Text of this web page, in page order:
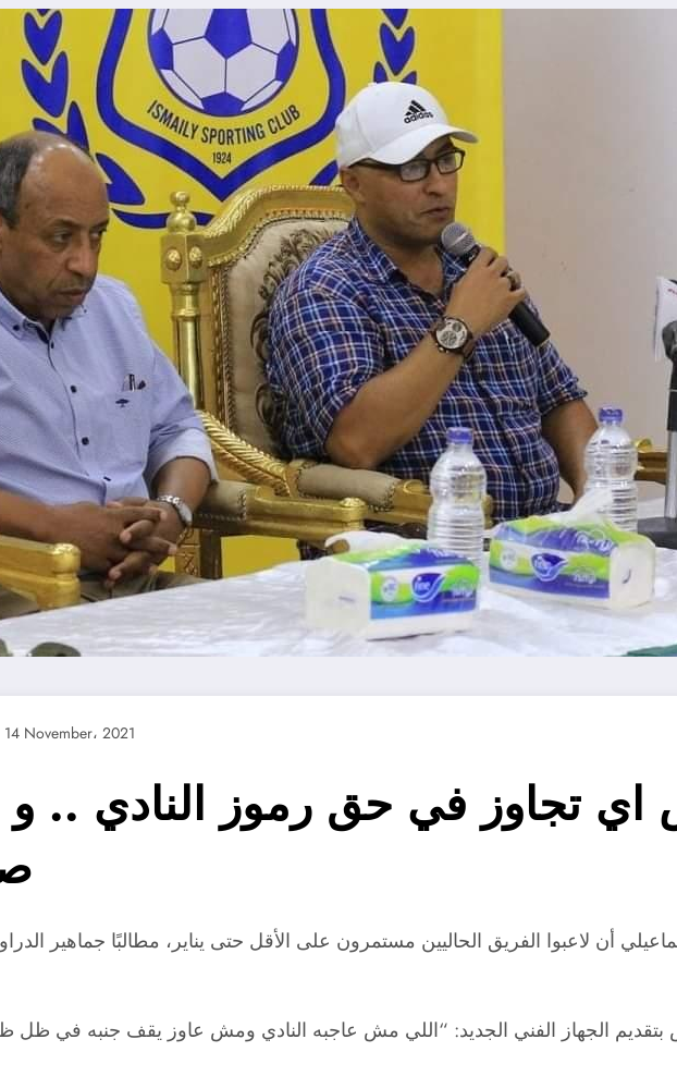
14 November، 2021
تجاوز في حق رموز النادي .. و
أن لاعبوا الفريق الحاليين مستمرون على الأقل حتى يناير، مطالبًا جماهير
الجهاز الفني الجديد: “اللي مش عاجبه النادي ومش عاوز يقف جنبه في ظل